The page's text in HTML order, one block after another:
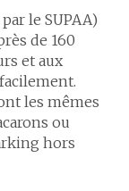
le SUPAA)
de 160
et aux
les mêmes
ou
hors